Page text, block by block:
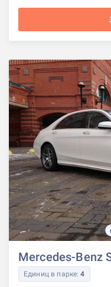
Mercedes-Benz
Единиц в парке:4